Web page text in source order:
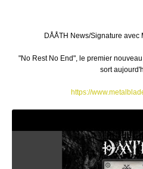
DÅÅTH News/Signature avec
"No Rest No End", le premier
sort
https://